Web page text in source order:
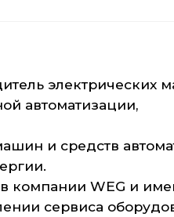
электрических
автоматизации,
и средств
компании WEG и
сервиса